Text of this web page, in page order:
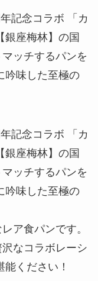
記念コラボ 「カ
銀座梅林】の国
ッチするパンを
吟味した至極の
記念コラボ 「カ
銀座梅林】の国
ッチするパンを
吟味した至極の
ア食パンです。
なコラボレーシ
ください！